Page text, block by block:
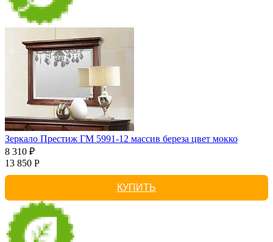
Зеркало Престиж ГМ 5991-12 массив береза цвет мокко
8 310 ₽
13 850 Р
КУПИТЬ